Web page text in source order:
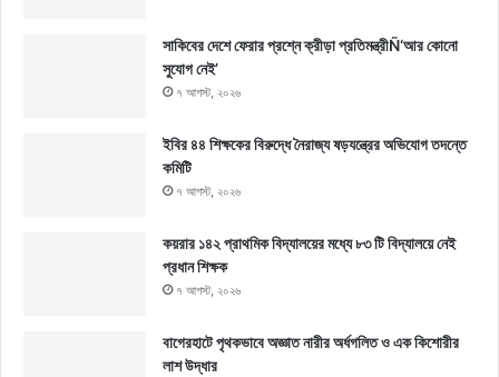
সাকিবের দেশে ফেরার প্রশ্নে ক্রীড়া প্রতিমন্ত্রীÑ‘আর কোনো
সুযোগ নেই’
৭ আগস্ট, ২০২৬
ইবির ৪৪ শিক্ষকের বিরুদ্ধে নৈরাজ্য ষড়যন্ত্রের অভিযোগ তদন্তে
কমিটি
৭ আগস্ট, ২০২৬
কয়রার ১৪২ প্রাথমিক বিদ্যালয়ের মধ্যে ৮৩ টি বিদ্যালয়ে নেই
প্রধান শিক্ষক
৭ আগস্ট, ২০২৬
বাগেরহাটে পৃথকভাবে অজ্ঞাত নারীর অর্ধগলিত ও এক কিশোরীর
লাশ উদ্ধার